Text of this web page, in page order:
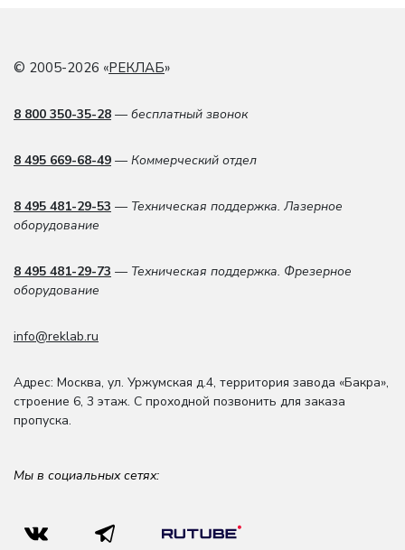
© 2005-2026 «РЕКЛАБ»
8 800 350-35-28 — бесплатный звонок
8 495 669-68-49 — Коммерческий отдел
8 495 481-29-53 — Техническая поддержка. Лазерное
оборудование
8 495 481-29-73 — Техническая поддержка. Фрезерное
оборудование
info@reklab.ru
Адрес: Москва, ул. Уржумская д.4, территория завода «Бакра»,
строение 6, 3 этаж. С проходной позвонить для заказа
пропуска.
Мы в социальных сетях: